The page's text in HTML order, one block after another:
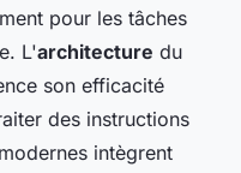
pour les tâches
L'architecture du
son efficacité
des instructions
intègrent